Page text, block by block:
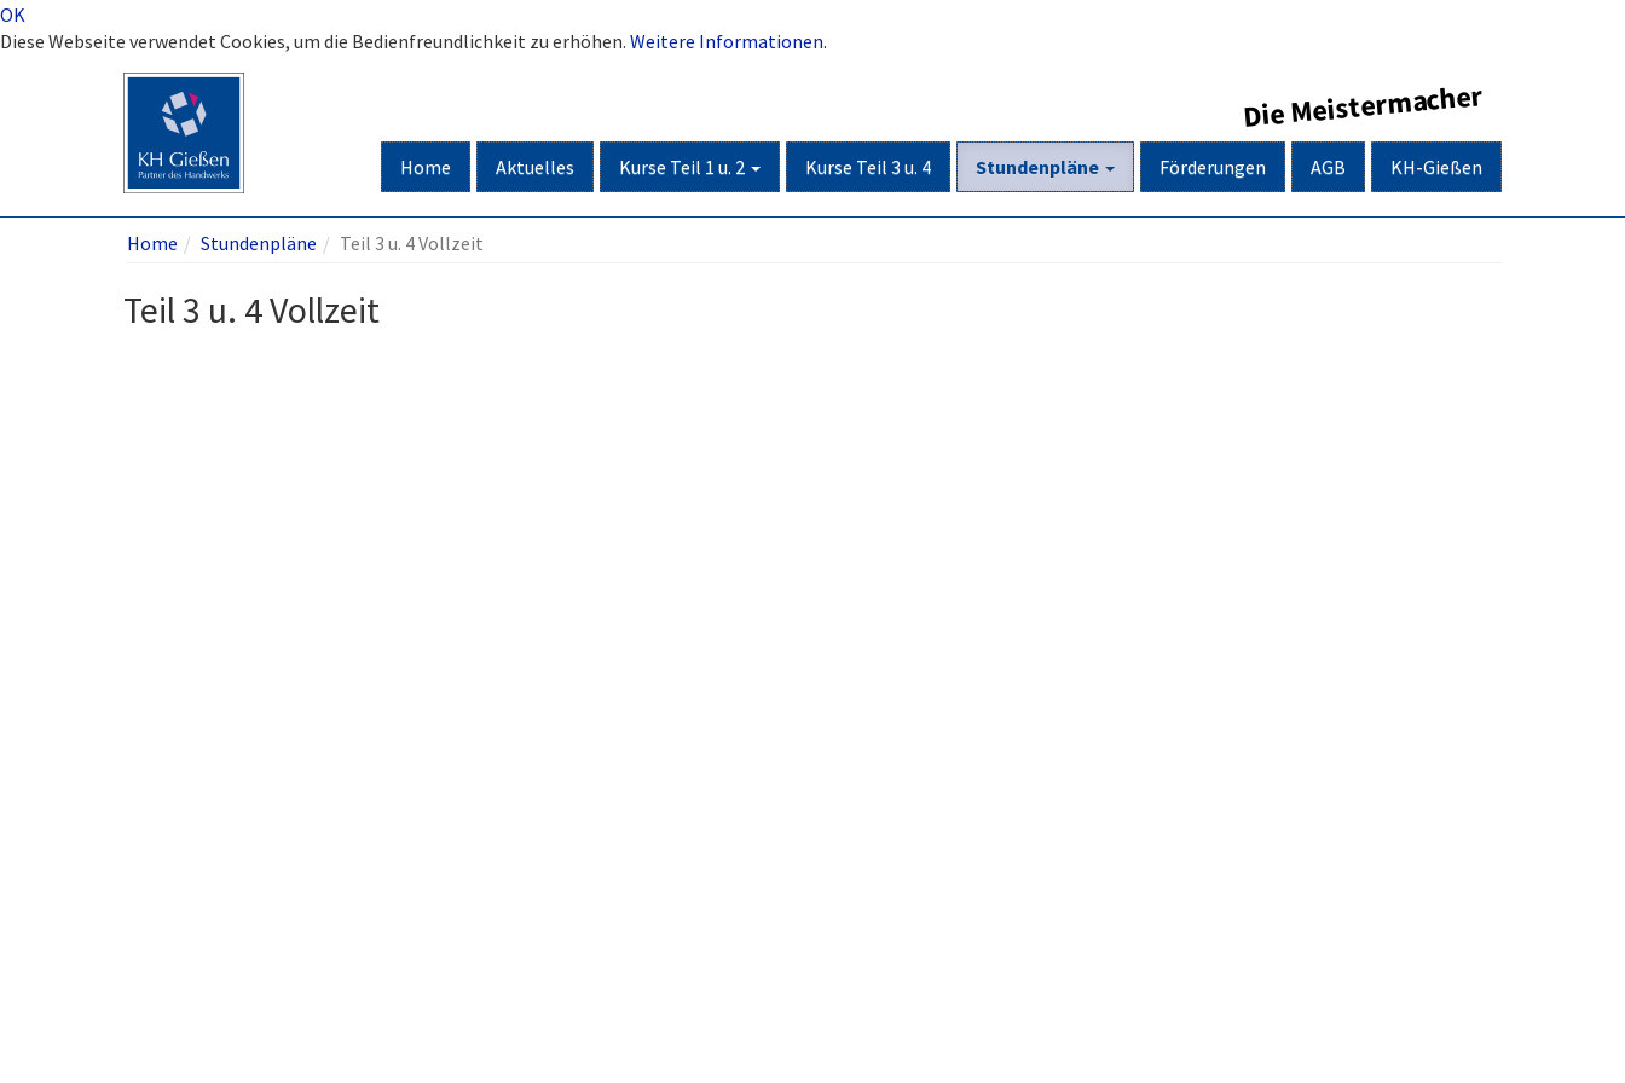
OK
Diese Webseite verwendet Cookies, um die Bedienfreundlichkeit zu erhöhen. Weitere Informationen.
Die Meistermacher
Home Aktuelles Kurse Teil 1 u. 2 Kurse Teil 3 u. 4 Stundenpläne Förderungen AGB KH-Gießen
Home Stundenpläne Teil 3 u. 4 Vollzeit
Teil 3 u. 4 Vollzeit